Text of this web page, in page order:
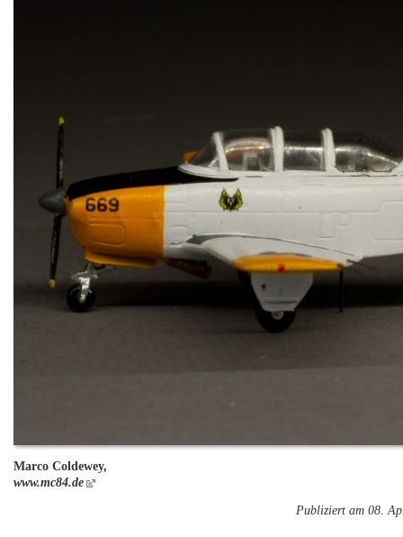
Marco Coldewey,
www.mc84.de
Publiziert am 08.